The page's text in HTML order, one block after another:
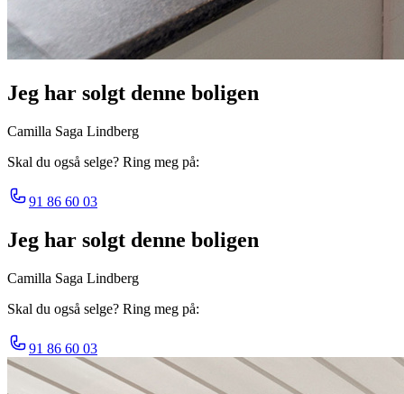
Jeg har solgt denne boligen
Camilla Saga Lindberg
Skal du også selge? Ring meg på:
91 86 60 03
Jeg har solgt denne boligen
Camilla Saga Lindberg
Skal du også selge? Ring meg på:
91 86 60 03